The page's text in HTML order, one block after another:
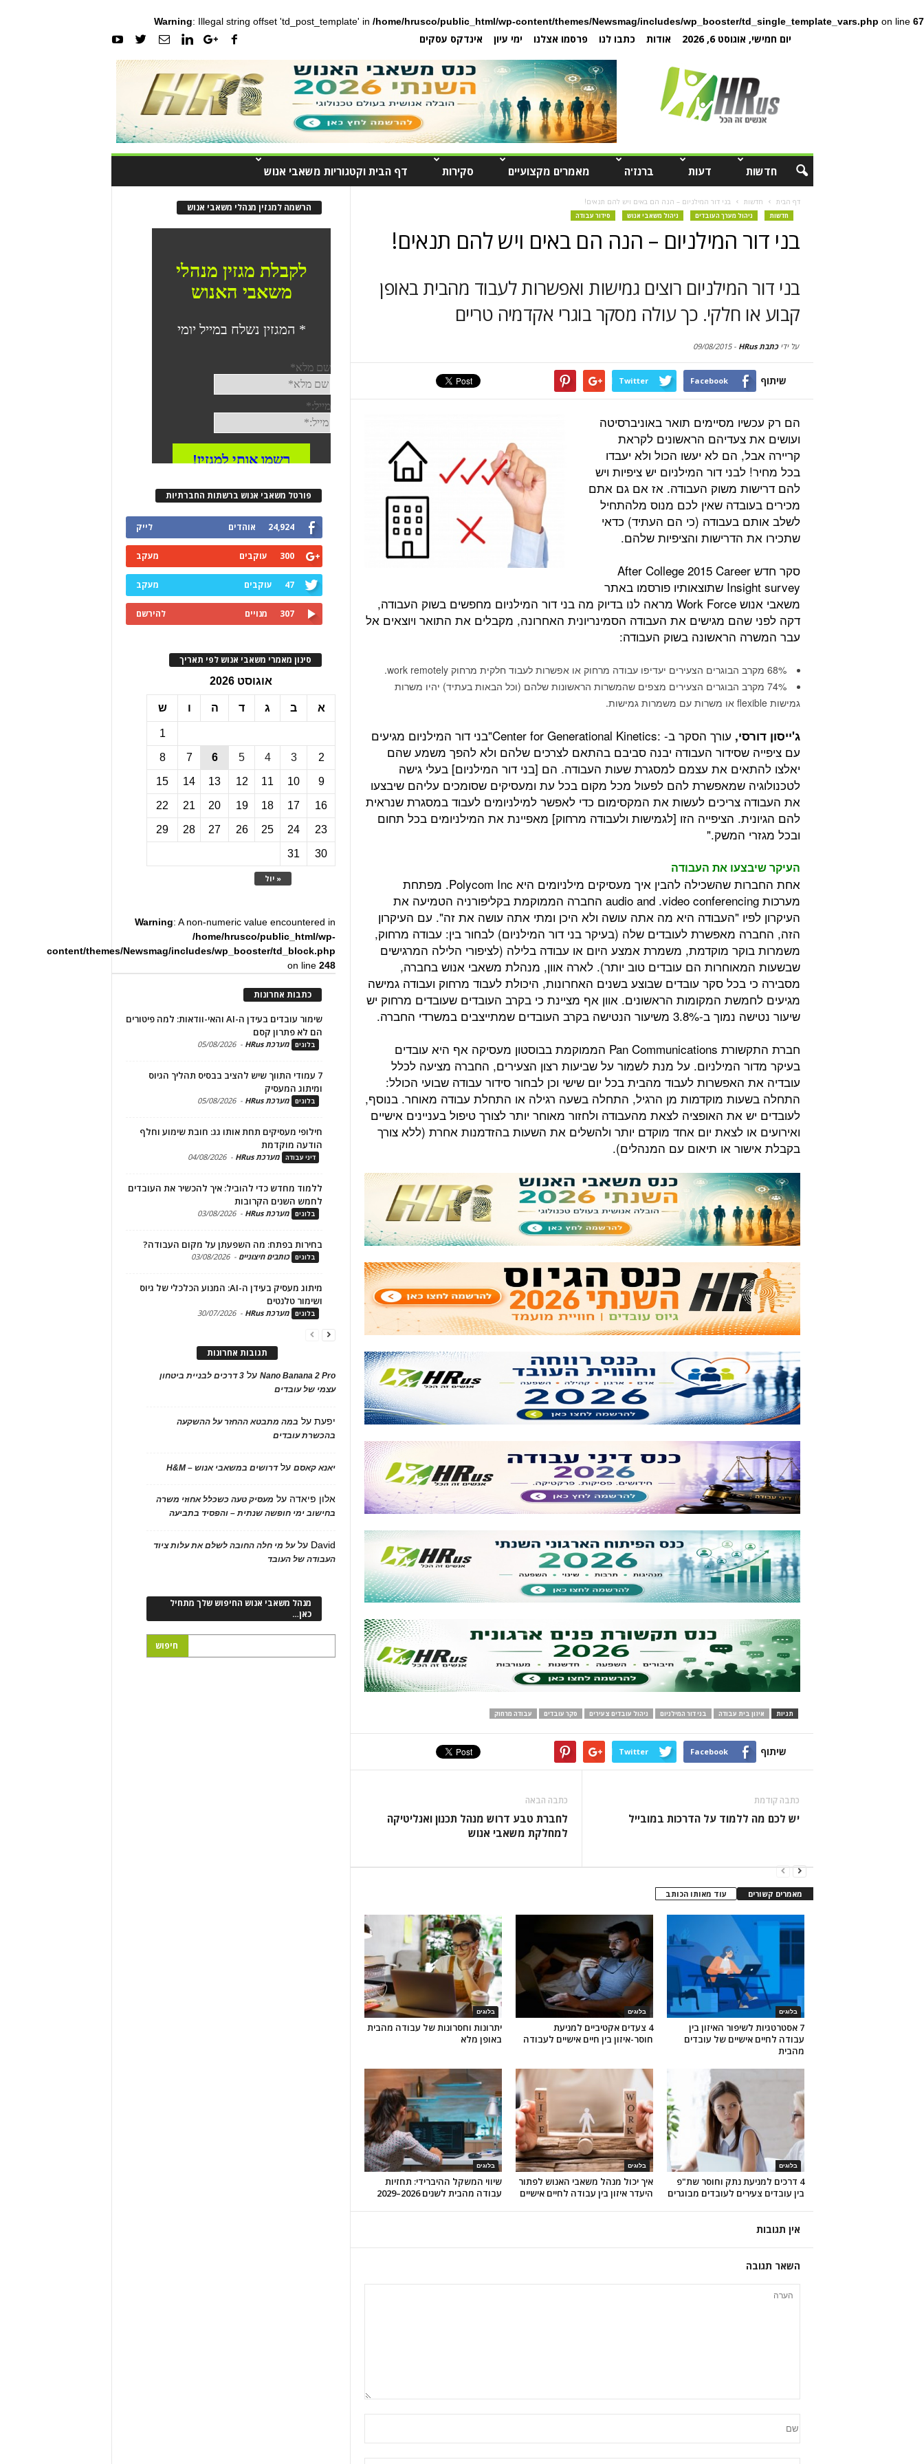
Warning: Illegal string offset 'td_post_template' in /home/hrusco/public_html/wp-content/themes/Newsmag/includes/wp_booster/td_single_template_vars.php on line 67
יום חמישי, אוגוסט 6, 2026 אודות כתבו לנו פרסמו אצלנו ימי עיון אינדקס עסקים
חדשות דעות ברנז'ה מאמרים מקצועיים סקירות דף הבית וקטגוריות משאבי אנוש
דף הבית חדשות בני דור המילניום – הנה הם באים ויש להם תנאים!
חדשות ניהול מערך העובדים ניהול משאבי אנוש סידור עבודה
בני דור המילניום – הנה הם באים ויש להם תנאים!
בני דור המילניום רוצים גמישות ואפשרות לעבוד מהבית באופן
קבוע או חלקי. כך עולה מסקר בוגרי אקדמיה טריים
על ידיכתבת HRus -
09/08/2015
שיתוף Facebook
Twitter
הם רק עכשיו מסיימים תואר באוניברסיטה
ועושים את צעדיהם הראשונים לקראת
קריירה אבל, הם לא יעשו הכול ולא יעבדו
בכל מחיר! לבני דור המילניום יש ציפיות ויש
להם דרישות משוק העבודה. אז אם גם אתם
מכירים בעובדה שאין לכם מנוס מלהתחיל
לשלב אותם בעבודה (כי הם העתיד) כדאי
שתכירו את הדרישות והציפיות שלהם.
סקר חדש After College 2015 Career
Insight survey שתוצאותיו פורסמו באתר
משאבי אנוש Work Force מראה לנו בדיוק מה בני דור המילניום מחפשים בשוק העבודה,
דקה לפני שהם מגישים את העבודה הסמינריונית האחרונה, מקבלים את התואר ויוצאים אל
עבר המשרה הראשונה בשוק העבודה:
68% מקרב הבוגרים הצעירים יעדיפו עבודה מרחוק או אפשרות לעבוד חלקית מרחוק work remotely.
74% מקרב הבוגרים הצעירים מצפים שהמשרות הראשונות שלהם (וכל הבאות בעתיד) יהיו משרות
גמישות flexible או משרות עם משמרות גמישות.
ג'ייסון דורסי,
עורך הסקר ב- :Center for Generational Kinetics"בני דור המילניום מגיעים
עם ציפייה שסידור העבודה יבנה סביבם בהתאם לצרכים שלהם ולא להפך משמע שהם
יאלצו להתאים את עצמם למסגרת שעות העבודה. הם [בני דור המילניום] בעלי גישה
לטכנולוגיה שמאפשרת להם לפעול מכל מקום בכל עת ומעסיקים שסומכים עליהם שיבצעו
את העבודה צריכים לעשות את המקסימום כדי לאפשר למילניומים לעבוד במסגרת שנראית
להם הגיונית. הציפייה הזו [לגמישות ולעבודה מרחוק] מאפיינת את המילניומים בכל תחום
ובכל מגזרי המשק."
העיקר שיבצעו את העבודה
אחת החברות שהשכילה להבין איך מעסיקים מילניומים היא Polycom Inc. מפתחת
מערכות audio and .video conferencing החברה הממוקמת בקליפורניה הטמיעה את
העיקרון לפיו "העבודה היא מה אתה עושה ולא היכן ומתי אתה עושה את זה". עם העיקרון
הזה, החברה מאפשרת לעובדים שלה (בעיקר בני דור המילניום) לבחור בין: עבודה מרחוק,
משמרות בוקר מוקדמת, משמרת אמצע היום או עבודה בלילה (לציפורי הלילה המרגישים
שבשעות המאוחרות הם עובדים טוב יותר). לארה אוון, מנהלת משאבי אנוש בחברה,
מסבירה כי בכל סקר עובדים שבוצע בשנים האחרונות, היכולת לעבוד מרחוק ועבודה גמישה
מגיעים לחמשת המקומות הראשונים. אוון אף מציינת כי בקרב העובדים שעובדים מרחוק יש
שיעור נטישה נמוך ב-3.8% משיעור הנטישה בקרב העובדים שמתייצבים במשרדי החברה.
חברת התקשורת Pan Communications הממוקמת בבוסטון מעסיקה אף היא עובדים
בעיקר מדור המילניום. על מנת לשמור על שביעות רצון הצעירים, החברה מציעה לכלל
עובדיה את האפשרות לעבוד מהבית בכל יום שישי וכן לבחור סידור עבודה שבועי הכולל:
התחלה בשעות מוקדמות מן הרגיל, התחלה בשעה רגילה או התחלת עבודה מאוחר. בנוסף,
לעובדים יש את האופציה לצאת מהעבודה ולחזור מאוחר יותר לצורך טיפול בעניינים אישיים
ואירועים או לצאת יום אחד מוקדם יותר ולהשלים את השעות בהזדמנות אחרת (ללא צורך
בקבלת אישור או תיאום עם המנהלים).
תגיות איזון בית עבודה בני דור המילניום ניהול עובדים צעירים סקר עובדים עבודה מרחוק
שיתוף Facebook
Twitter
כתבה קודמת
יש לכם מה ללמוד על הדרכות במובייל
כתבה הבאה
לחברת טבע דרוש מנהל תכנון ואנליטיקה
למחלקת משאבי אנוש
מאמרים קשורים עוד מאותו הכותב
בלוגים
יתרונות וחסרונות של עבודה מהבית
באופן מלא
בלוגים
4 צעדים אקטיביים למניעת
חוסר-איזון בין חיים אישיים לעבודה
בלוגים
7 אסטרטגיות לשיפור האיזון בין
עבודה לחיים אישיים של עובדים
מהבית
בלוגים
שיווי המשקל ההיברידי: תחזיות
עבודה מהבית לשנים 2026–2029
בלוגים
איך יכול מנהל משאבי האנוש לפתור
היעדר איזון בין עבודה לחיים אישיים
בלוגים
4 דרכים למניעת נתק וחוסר שת"פ
בין עובדים צעירים לעובדים מבוגרים
אין תגובות
השאר תגובה
הרשמה למגזין מנהלי משאבי אנוש
פורטל משאבי אנוש ברשתות החברתיות
24,924 אוהדים לייק
300 עוקבים מעקב
47 עוקבים מעקב
307 מנויים להירשם
סינון מאמרי משאבי אנוש לפי תאריך
אוגוסט 2026
א ב ג ד ה ו ש
« יול
1
2
3
4
5
6
7
8
9
10
11
12
13
14
15
16
17
18
19
20
21
22
23
24
25
26
27
28
29
30
31
Warning: A non-numeric value encountered in
/home/hrusco/public_html/wp-
content/themes/Newsmag/includes/wp_booster/td_block.php
on line248
כתבות אחרונות
שימור עובדים בעידן ה-AI והאי-וודאות: למה פיטורים
הם לא פתרון קסם
בלוגים מערכת HRus -
05/08/2026
7 עמודי התווך שיש להציב בבסיס תהליך הגיוס
ומיתוג המעסיק
בלוגים מערכת HRus -
05/08/2026
חילופי מעסיקים תחת אותו גג: חובת שימוע וחלף
הודעה מוקדמת
דיני עבודה מערכת HRus -
04/08/2026
ללמוד מחדש כדי להוביל: איך להכשיר את העובדים
לחמש השנים הקרובות
בלוגים מערכת HRus -
03/08/2026
בחירות בפתח: מה השפעתן על מקום העבודה?
בלוגים כותבים חיצוניים -
03/08/2026
מיתוג מעסיק בעידן ה-AI: המנוע הכלכלי של גיוס
ושימור טלנטים
בלוגים מערכת HRus -
30/07/2026
תגובות אחרונות
Nano Banana 2 Proעל 3 דרכים לבניית ביטחון
עצמי של עובדים
יפעתעל במה מתבטא ההחזר על ההשקעה
בהכשרת עובדים
יאנא קאסםעלדרושים במשאבי אנוש – H&M
אלון פיאדה על מעסיק טעה כשכלל אחוזי משרה
בחישוב ימי חופשה שנתית – והפסיד בתביעה
David עלעל מי חלה החובה לשלם את עלות ציוד
העבודה של העובד
מנהל משאבי אנוש החיפוש שלך מתחיל
כאן…